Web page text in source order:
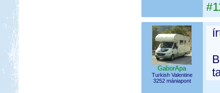
GaborApa
Turkish Valentine
3252 mániapont